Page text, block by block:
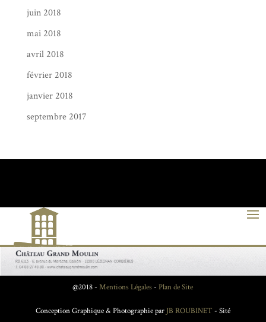
juin 2018
mai 2018
avril 2018
février 2018
janvier 2018
septembre 2017
@2018 - Mentions Légales - Plan de Site
Conception Graphique & Photographie par JB ROUBINET - Sité